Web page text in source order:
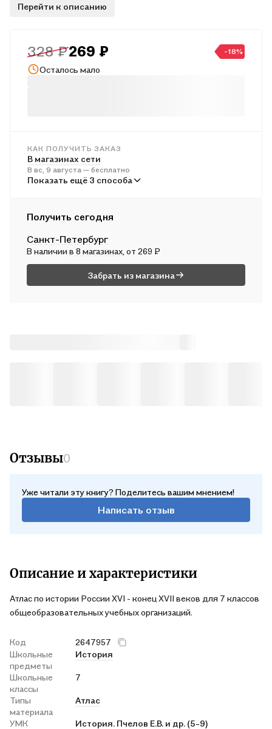
Перейти к описанию
328 ₽269 ₽ -18%
Осталось мало
КАК ПОЛУЧИТЬ ЗАКАЗ
В магазинах сети
В вс, 9 августа — бесплатно
В пунктах выдачи
В пн, 10 августа — от 312 ₽
Почтой России
Во вт, 11 августа — от 496 ₽
Показать ещё 3 способа
Получить сегодня
Санкт-Петербург
В наличиив 8 магазинах , от 269 ₽
Забрать из магазина
Отзывы0
Уже читали эту книгу? Поделитесь вашим мнением!
Написать отзыв
Описание и характеристики
Атлас по истории России XVI - конец XVII веков для 7 классов
общеобразовательных учебных организаций.
Код
2647957
Школьные
предметы
История
Школьные
классы
7
Типы
материала
Атлас
УМК
История. Пчелов Е.В. и др. (5-9)